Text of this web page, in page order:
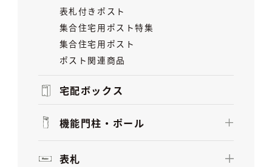
表札付きポスト
集合住宅用ポスト特集
集合住宅用ポスト
ポスト関連商品
宅配ボックス
機能門柱・ポール
表札